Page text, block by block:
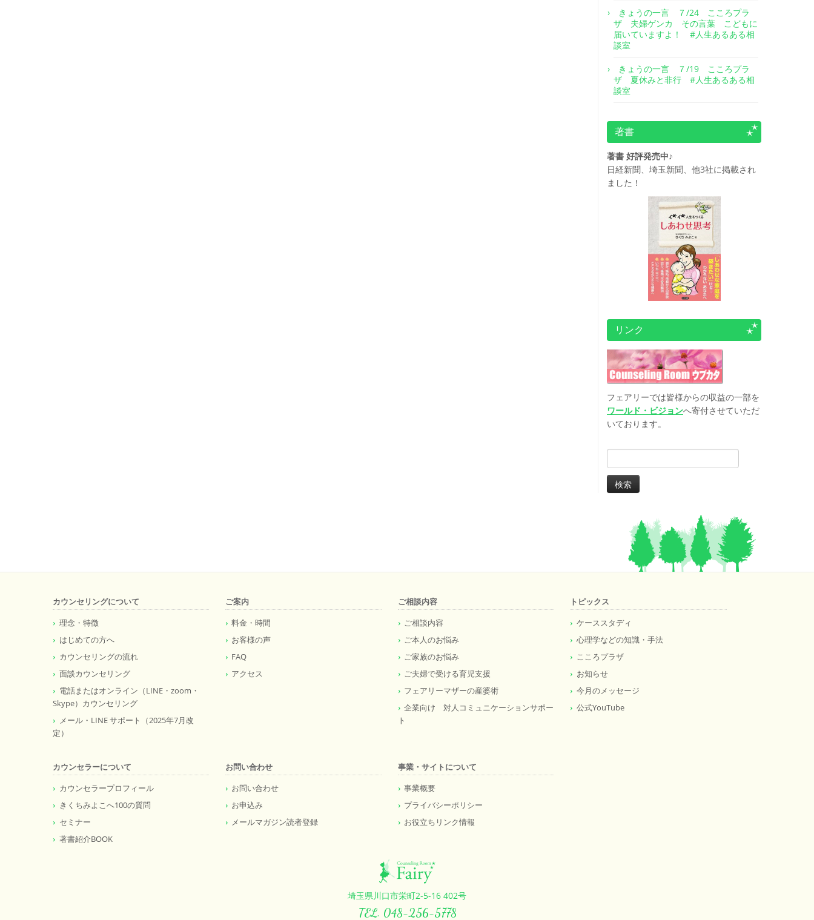
きょうの一言 ７/24 こころプラ
ザ 夫婦ゲンカ その言葉 こどもに
届いていますよ！ #人生あるある相
談室
きょうの一言 ７/19 こころプラ
ザ 夏休みと非行 #人生あるある相
談室
著書
著書 好評発売中♪
日経新聞、埼玉新聞、他3社に掲載され
ました！
リンク
フェアリーでは皆様からの収益の一部を
ワールド・ビジョンへ寄付させていただ
いております。
検
索:
カウンセリングについて
理念・特徴
はじめての方へ
カウンセリングの流れ
面談カウンセリング
電話またはオンライン（LINE・zoom・
Skype）カウンセリング
メール・LINE サポート（2025年7月改
定）
ご案内
料金・時間
お客様の声
FAQ
アクセス
ご相談内容
ご相談内容
ご本人のお悩み
ご家族のお悩み
ご夫婦で受ける育児支援
フェアリーマザーの産婆術
企業向け 対人コミュニケーションサポー
ト
トピックス
ケーススタディ
心理学などの知識・手法
こころプラザ
お知らせ
今月のメッセージ
公式YouTube
カウンセラーについて
カウンセラープロフィール
きくちみよこへ100の質問
セミナー
著書紹介BOOK
お問い合わせ
お問い合わせ
お申込み
メールマガジン読者登録
事業・サイトについて
事業概要
プライバシーポリシー
お役立ちリンク情報
埼玉県川口市栄町2-5-16 402号
TEL. 048-256-5778